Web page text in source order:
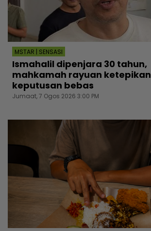
MSTAR | SENSASI
Ismahalil dipenjara 30 tahun,
mahkamah rayuan ketepikan
keputusan bebas
Jumaat, 7 Ogos 2026 3:00 PM